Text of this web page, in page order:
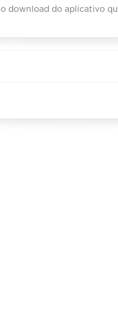
download do aplicativo